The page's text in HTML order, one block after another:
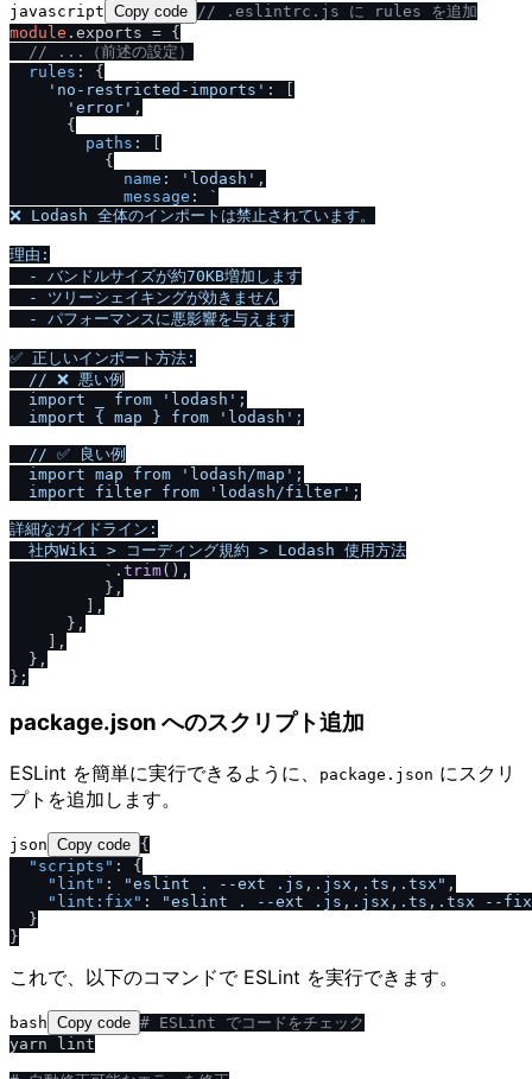
javascript Copy code / / .eslintrc.js に rules を追加
module . exports = {
/ / ...（前述の設定）
rules : {
'no-restricted-imports' : [
'error' ,
      {
paths : [
          {
name : 'lodash' ,
message :
`
❌ Lodash 全体のインポートは禁止されています。
理由:
  - バンドルサイズが約70KB増加します
  - ツリーシェイキングが効きません
  - パフォーマンスに悪影響を与えます
✅ 正しいインポート方法:
/ / ❌ 悪い例
  import _ from 'lodash';
  import { map } from 'lodash';
/ / ✅ 良い例
  import map from 'lodash
/map';
  import filter from 'lodash
/filter';
詳細なガイドライン:
  社内Wiki > コーディング規約 > Lodash 使用方法
          `
. trim(),
          },
        ],
      },
    ],
  },
package.json へのスクリプト追加
ESLint を簡単に実行できるように、 package.json にスクリ
プトを追加します。
json Copy code {
"scripts" :
{
"lint" : "eslint . --ext .js,.jsx,.ts,.tsx" ,
"lint:fix" :
"eslint . --ext .js,.jsx,.ts,.tsx --
}
}
これで、以下のコマンドで ESLint を実行できます。
bash Copy code # ESLint でコードをチェック
yarn lint